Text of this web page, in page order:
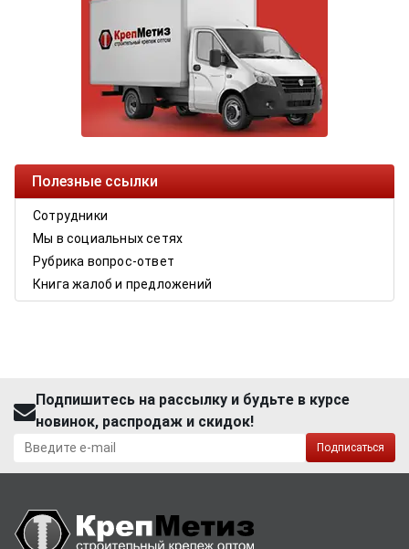
Полезные ссылки
Сотрудники
Мы в социальных сетях
Рубрика вопрос-ответ
Книга жалоб и предложений
Подпишитесь на рассылку и будьте в курсе
новинок, распродаж и скидок!
Подписаться